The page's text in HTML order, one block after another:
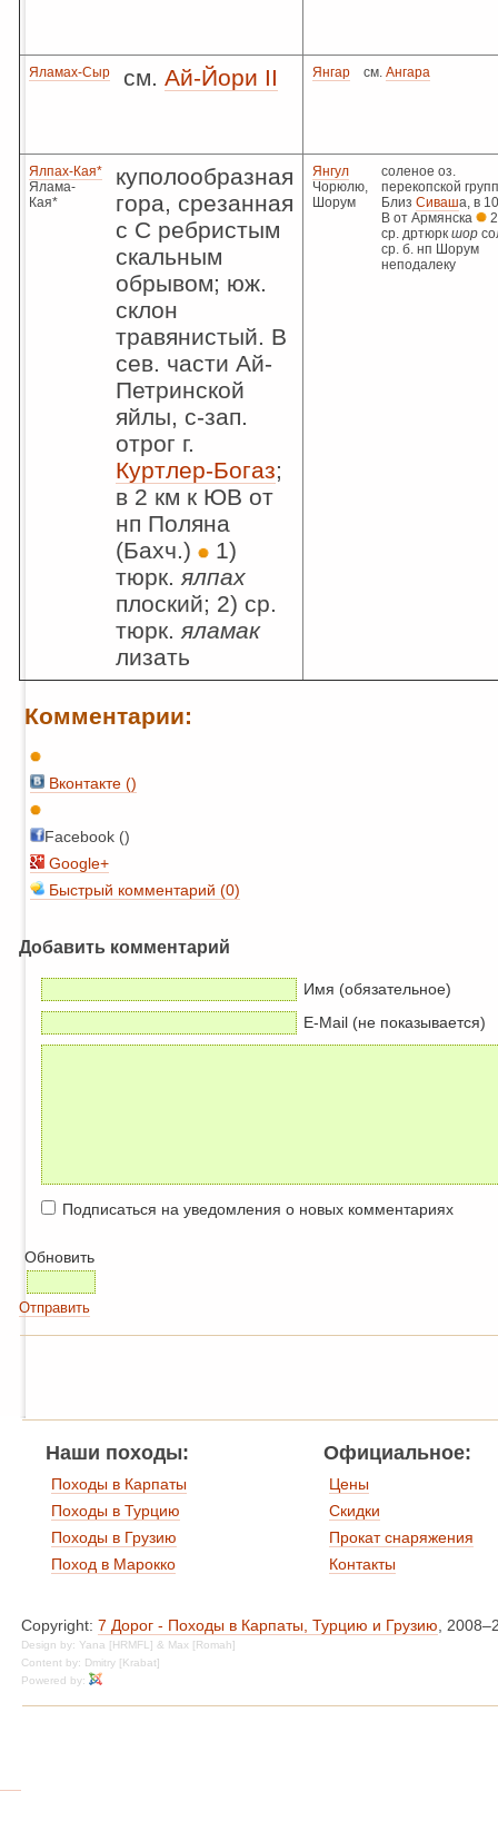
Яламах-Сыр см. Ай-Йори II Янгар см. Ангара
Ялпах-Кая*
Ялама-
Кая*
куполообразная
гора, срезанная
с С ребристым
скальным
обрывом; юж.
склон
травянистый. В
сев. части Ай-
Петринской
яйлы, с-зап.
отрог г.
Куртлер-Богаз;
в 2 км к ЮВ от
нп Поляна
(Бахч.)
1)
тюрк. ялпах
плоский; 2) ср.
тюрк. яламак
лизать
Янгул
Чорюлю,
Шорум
соленое оз.
перекопской
Близ Сиваша, в
В от Армянска
ср. дртюрк шор
ср. б. нп Шорум
неподалеку
Комментарии:
Вконтакте ()
Facebook ()
Google+
Быстрый комментарий (0)
Добавить комментарий
Имя (обязательное)
E-Mail (не показывается)
Подписаться на уведомления о новых комментариях
Обновить
Отправить
Наши походы:
Походы в Карпаты
Походы в Турцию
Походы в Грузию
Поход в Марокко
Официальное:
Цены
Скидки
Прокат снаряжения
Контакты
Copyright: 7 Дорог - Походы в Карпаты, Турцию и Грузию,
Design by: Yana [HRMFL] & Max [Romah]
Content by: Dmitry [Krabat]
Powered by: